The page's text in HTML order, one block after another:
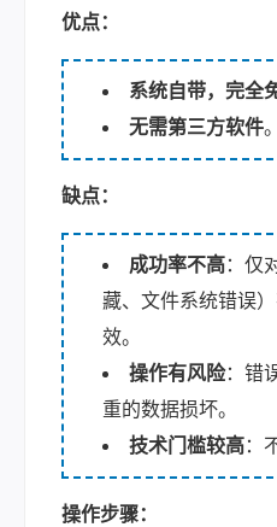
优点：
系统自带，完全
无需第三方软件。
缺点：
成功率不高：仅
藏、文件系统错误
效。
操作有风险：错
重的数据损坏。
技术门槛较高：
操作步骤：